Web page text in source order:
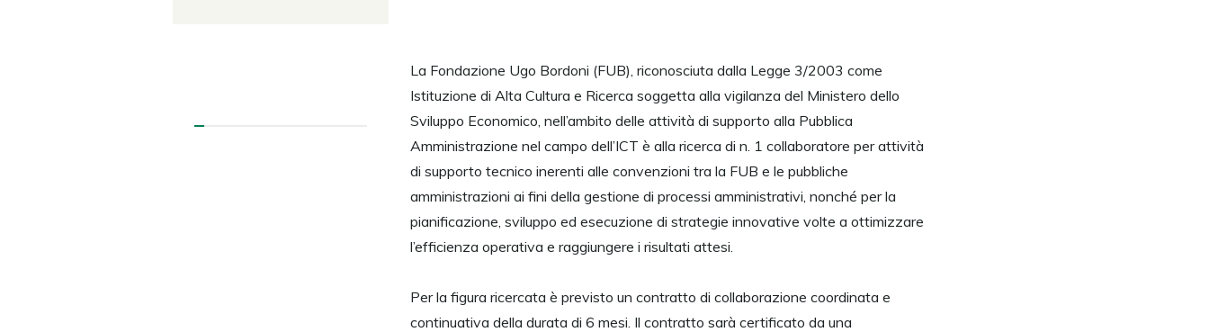
La Fondazione Ugo Bordoni (FUB), riconosciuta dalla Legge 3/2003 come
Istituzione di Alta Cultura e Ricerca soggetta alla vigilanza del Ministero dello
Sviluppo Economico, nell’ambito delle attività di supporto alla Pubblica
Amministrazione nel campo dell’ICT è alla ricerca di n. 1 collaboratore per attività
di supporto tecnico inerenti alle convenzioni tra la FUB e le pubbliche
amministrazioni ai fini della gestione di processi amministrativi, nonché per la
pianificazione, sviluppo ed esecuzione di strategie innovative volte a ottimizzare
l’efficienza operativa e raggiungere i risultati attesi.
Per la figura ricercata è previsto un contratto di collaborazione coordinata e
continuativa della durata di 6 mesi. Il contratto sarà certificato da una